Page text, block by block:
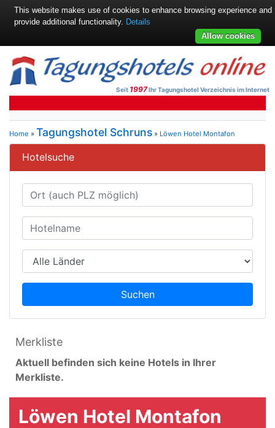
Seit 1997Ihr Tagungshotel Verzeichnis im Internet
Home » Tagungshotel Schruns » Löwen Hotel Montafon
Hotelsuche
Suchen
Merkliste
Aktuell befinden sich keine Hotels in Ihrer
Merkliste.
Löwen Hotel Montafon
This website makes use of cookies to enhance browsing experience and
provide additional functionality. Details
Allow cookies